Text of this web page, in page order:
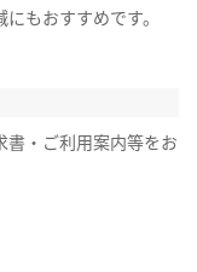
もおすすめです。
書・ご利用案内等をお